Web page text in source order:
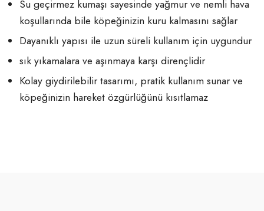
Su geçirmez kumaşı sayesinde yağmur ve nemli hava
koşullarında bile köpeğinizin kuru kalmasını sağlar
Dayanıklı yapısı ile uzun süreli kullanım için uygundur
sık yıkamalara ve aşınmaya karşı dirençlidir
Kolay giydirilebilir tasarımı, pratik kullanım sunar ve
köpeğinizin hareket özgürlüğünü kısıtlamaz